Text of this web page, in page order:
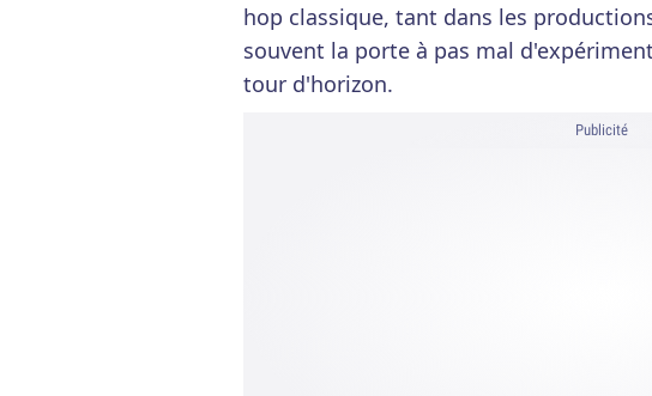
hop classique, tant dans les
souvent la porte à pas mal
tour d'horizon.
Publicité